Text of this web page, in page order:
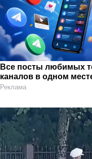
Все посты любимых
каналов в одном
Реклама